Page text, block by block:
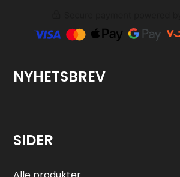
NYHETSBREV
SIDER